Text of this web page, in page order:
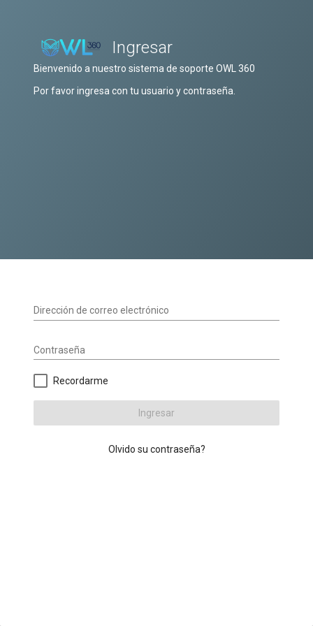
Ingresar
Bienvenido a nuestro sistema de soporte OWL 360
Por favor ingresa con tu usuario y contraseña.
Dirección de correo electrónico
Contraseña
Recordarme
Ingresar
Olvido su contraseña?